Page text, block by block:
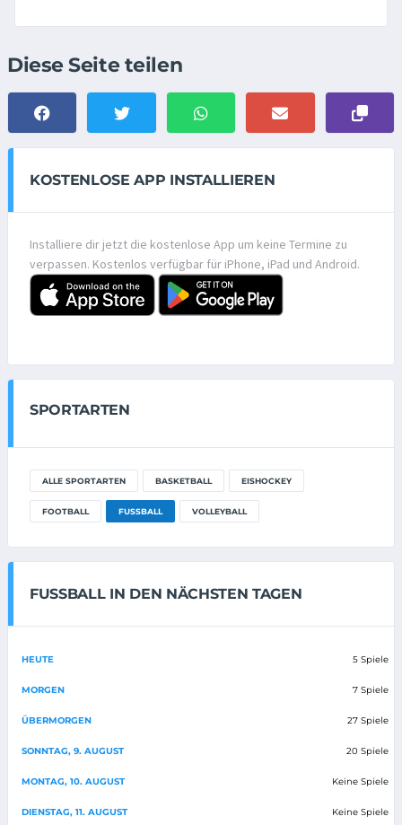
Diese Seite teilen
KOSTENLOSE APP INSTALLIEREN
Installiere dir jetzt die kostenlose App um keine Termine zu
verpassen. Kostenlos verfügbar für iPhone, iPad und Android.
SPORTARTEN
ALLE SPORTARTEN BASKETBALL EISHOCKEY
FOOTBALL FUSSBALL VOLLEYBALL
FUSSBALL IN DEN NÄCHSTEN TAGEN
HEUTE 5 Spiele
MORGEN 7 Spiele
ÜBERMORGEN 27 Spiele
SONNTAG, 9. AUGUST 20 Spiele
MONTAG, 10. AUGUST Keine Spiele
DIENSTAG, 11. AUGUST Keine Spiele